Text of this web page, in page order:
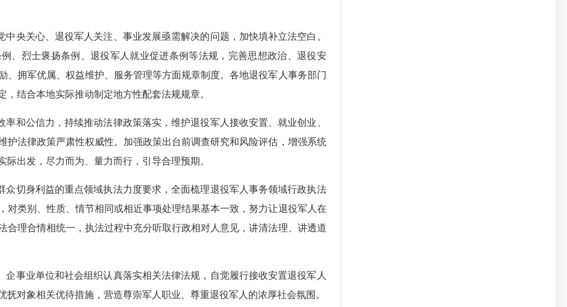
关心、退役军人关注、事业发展亟需解决的问题，加快填补立法空白。
、烈士褒扬条例、退役军人就业促进条例等法规，完善思想政治、退役安
、拥军优属、权益维护、服务管理等方面规章制度。各地退役军人事务部门
结合本地实际推动制定地方性配套法规规章。
公信力，持续推动法律政策落实，维护退役军人接收安置、就业创业、
护法律政策严肃性权威性。加强政策出台前调查研究和风险评估，增强系统
出发，尽力而为、量力而行，引导合理预期。
切身利益的重点领域执法力度要求，全面梳理退役军人事务领域行政执法
对类别、性质、情节相同或相近事项处理结果基本一致，努力让退役军人在
合理合情相统一，执法过程中充分听取行政相对人意见，讲清法理、讲透道
事业单位和社会组织认真落实相关法律法规，自觉履行接收安置退役军人
对象相关优待措施，营造尊崇军人职业、尊重退役军人的浓厚社会氛围。